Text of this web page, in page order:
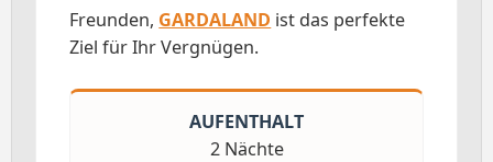
Freunden, GARDALAND ist das perfekte
Ziel für Ihr Vergnügen.
AUFENTHALT
2 Nächte